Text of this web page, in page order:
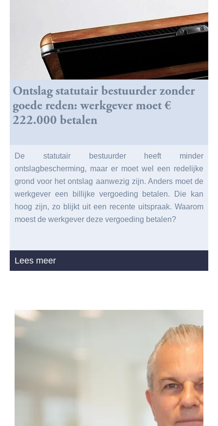
Ontslag statutair bestuurder zonder
goede reden: werkgever moet €
222.000 betalen
De statutair bestuurder heeft minder
ontslagbescherming, maar er moet wel een redelijke
grond voor het ontslag aanwezig zijn. Anders moet de
werkgever een billijke vergoeding betalen. Die kan
hoog zijn, zo blijkt uit een recente uitspraak. Waarom
moest de werkgever deze vergoeding betalen?
Lees meer